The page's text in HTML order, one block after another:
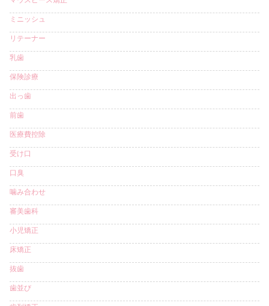
ミニッシュ
リテーナー
乳歯
保険診療
出っ歯
前歯
医療費控除
受け口
口臭
噛み合わせ
審美歯科
小児矯正
床矯正
抜歯
歯並び